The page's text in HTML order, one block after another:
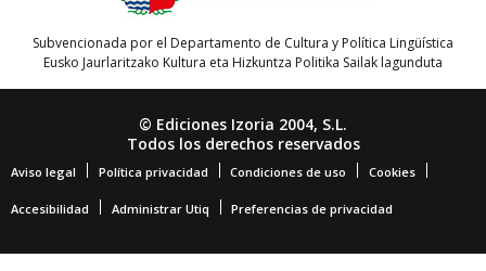
Subvencionada por el Departamento de Cultura y Política Lingüística
Eusko Jaurlaritzako Kultura eta Hizkuntza Politika Sailak lagunduta
© Ediciones Izoria 2004, S.L.
Todos los derechos reservados
Aviso legal Política privacidad Condiciones de uso Cookies
Accesibilidad Administrar Utiq Preferencias de privacidad